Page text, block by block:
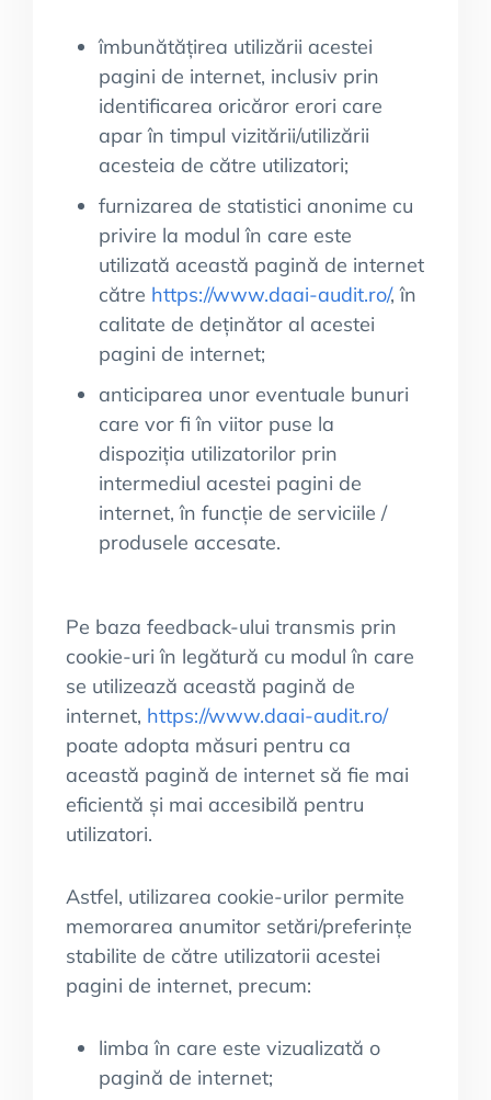
îmbunătățirea utilizării acestei
pagini de internet, inclusiv prin
identificarea oricăror erori care
apar în timpul vizitării/utilizării
acesteia de către utilizatori;
furnizarea de statistici anonime cu
privire la modul în care este
utilizată această pagină de internet
către https://www.daai-audit.ro/, în
calitate de deținător al acestei
pagini de internet;
anticiparea unor eventuale bunuri
care vor fi în viitor puse la
dispoziția utilizatorilor prin
intermediul acestei pagini de
internet, în funcție de serviciile /
produsele accesate.
Pe baza feedback-ului transmis prin
cookie-uri în legătură cu modul în care
se utilizează această pagină de
internet, https://www.daai-audit.ro/
poate adopta măsuri pentru ca
această pagină de internet să fie mai
eficientă și mai accesibilă pentru
utilizatori.
Astfel, utilizarea cookie-urilor permite
memorarea anumitor setări/preferințe
stabilite de către utilizatorii acestei
pagini de internet, precum:
limba în care este vizualizată o
pagină de internet;